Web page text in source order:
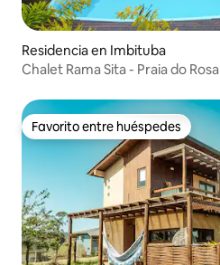
Residencia en Imbituba
Chalet Rama Sita - Praia do Rosa
Favorito entre huéspedes
Favorito entre huéspedes